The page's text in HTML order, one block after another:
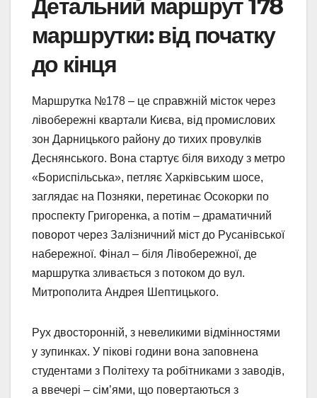
Детальний маршрут 178
маршрутки: від початку
до кінця
Маршрутка №178 – це справжній місток через
лівобережні квартали Києва, від промислових
зон Дарницького району до тихих провулків
Деснянського. Вона стартує біля виходу з метро
«Бориспільська», петляє Харківським шосе,
заглядає на Позняки, перетинає Осокорки по
проспекту Григоренка, а потім – драматичний
поворот через Залізничний міст до Русанівської
набережної. Фінал – біля Лівобережної, де
маршрутка зливається з потоком до вул.
Митрополита Андрея Шептицького.
Рух двосторонній, з невеликими відмінностями
у зупинках. У пікові години вона заповнена
студентами з Політеху та робітниками з заводів,
а ввечері – сім’ями, що повертаються з